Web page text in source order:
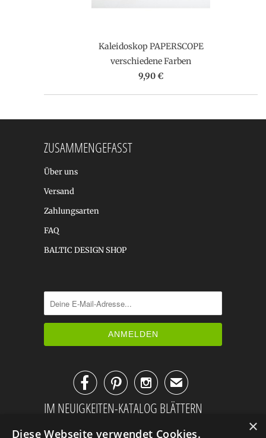
Kaleidoskop PAPERSCOPE
verschiedene Farben
9,90 €
ZUSAMMENGEFASST
Über uns
Versand
Zahlungsarten
FAQ
BALTIC DESIGN SHOP
✉
IM NEUIGKEITEN-KATALOG BLÄTTERN
×
Diese Webseite verwendet Cookies.